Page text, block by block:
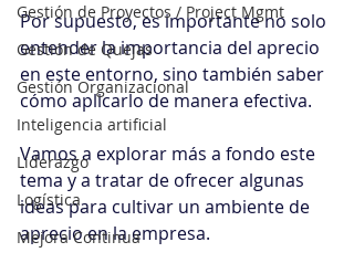
Gestión de Proyectos / Project Mgmt
Gestión de Quejas
Gestión Organizacional
Inteligencia artificial
Liderazgo
Logística
Mejora Continua
Por supuesto, es importante no solo
entender la importancia del aprecio
en este entorno, sino también saber
cómo aplicarlo de manera efectiva.
Vamos a explorar más a fondo este
tema y a tratar de ofrecer algunas
ideas para cultivar un ambiente de
aprecio en la empresa.